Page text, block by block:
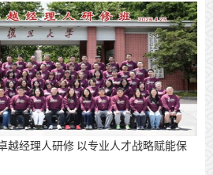
越经理人研修 以专业人才战略赋能保